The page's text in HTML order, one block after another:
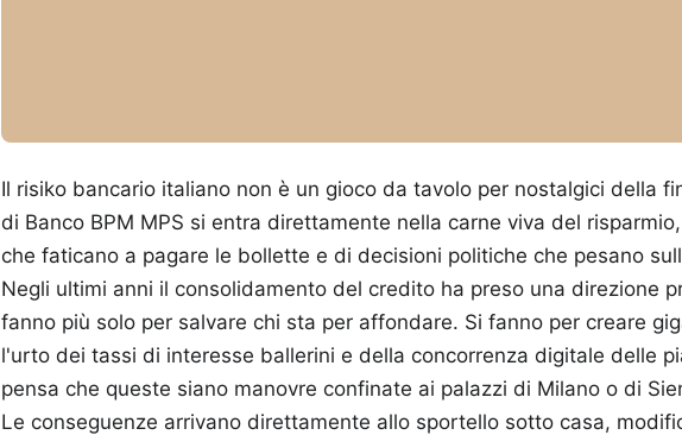
Il risiko bancario italiano non è un gioco da tavolo per nostalgici della
di Banco BPM MPS si entra direttamente nella carne viva del
che faticano a pagare le bollette e di decisioni politiche che pesano
Negli ultimi anni il consolidamento del credito ha preso una direzione
fanno più solo per salvare chi sta per affondare. Si fanno per creare
l'urto dei tassi di interesse ballerini e della concorrenza digitale delle
pensa che queste siano manovre confinate ai palazzi di Milano o di
Le conseguenze arrivano direttamente allo sportello sotto casa,